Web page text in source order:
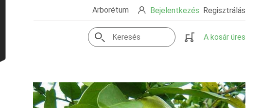
Arborétum Bejelentkezés Regisztrálás
A kosár üres